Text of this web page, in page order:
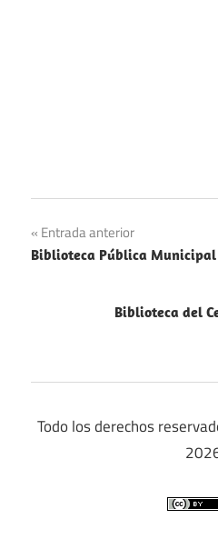
Navegación
de
entradas
Entrada anterior
Biblioteca Pública Municipal
Biblioteca del
Todo los derechos